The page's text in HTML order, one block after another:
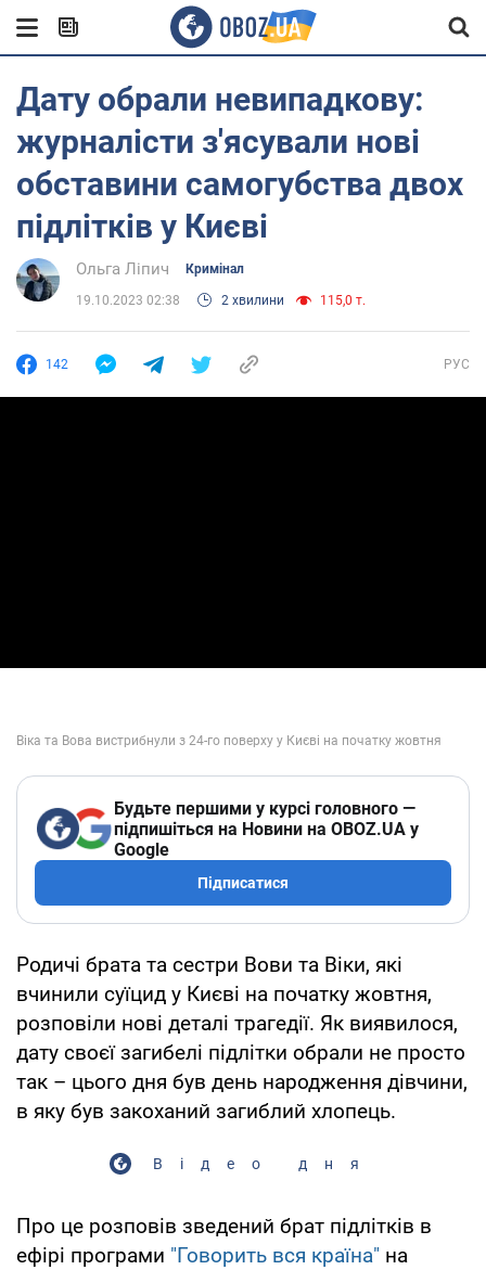
Дату обрали невипадкову:
журналісти з'ясували нові
обставини самогубства двох
підлітків у Києві
Ольга Ліпич Кримінал
19.10.2023 02:38 2 хвилини 115,0 т.
142 РУС
Будьте першими у курсі головного —
підпишіться на Новини на OBOZ.UA у
Google
Підписатися
Родичі брата та сестри Вови та Віки, які
вчинили суїцид у Києві на початку жовтня,
розповіли нові деталі трагедії. Як виявилося,
дату своєї загибелі підлітки обрали не просто
так – цього дня був день народження дівчини,
в яку був закоханий загиблий хлопець.
Відео дня
Про це розповів зведений брат підлітків в
ефірі програми "Говорить вся країна" на